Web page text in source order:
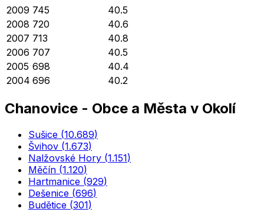
2009 745
40.5
2008 720
40.6
2007 713
40.8
2006 707
40.5
2005 698
40.4
2004 696 40.2
Chanovice - Obce a Města v Okolí
Sušice (10.689)
Švihov (1.673)
Nalžovské Hory (1.151)
Měčín (1.120)
Hartmanice (929)
Dešenice (696)
Budětice (301)